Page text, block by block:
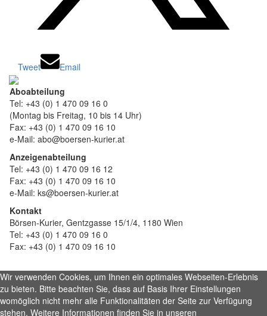
Tweet Email
Aboabteilung
Tel: +43 (0) 1 470 09 16 0
(Montag bis Freitag, 10 bis 14 Uhr)
Fax: +43 (0) 1 470 09 16 10
e-Mail: abo@boersen-kurier.at
Anzeigenabteilung
Tel: +43 (0) 1 470 09 16 12
Fax: +43 (0) 1 470 09 16 10
e-Mail: ks@boersen-kurier.at
Kontakt
Börsen-Kurier, Gentzgasse 15/1/4, 1180 Wien
Tel: +43 (0) 1 470 09 16 0
Fax: +43 (0) 1 470 09 16 10
Wir verwenden Cookies, um Ihnen ein optimales Webseiten-Erlebnis
zu bieten. Bitte beachten Sie, dass auf Basis Ihrer Einstellungen
womöglich nicht mehr alle Funktionalitäten der Seite zur Verfügung
stehen. Weitere Informationen finden Sie in unseren